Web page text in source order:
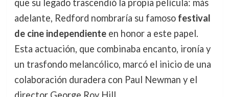
que su legado trascendió la propia película: más
adelante, Redford nombraría su famoso festival
de cine independienteen honor a este papel.
Esta actuación, que combinaba encanto, ironía y
un trasfondo melancólico, marcó el inicio de una
colaboración duradera con Paul Newman y el